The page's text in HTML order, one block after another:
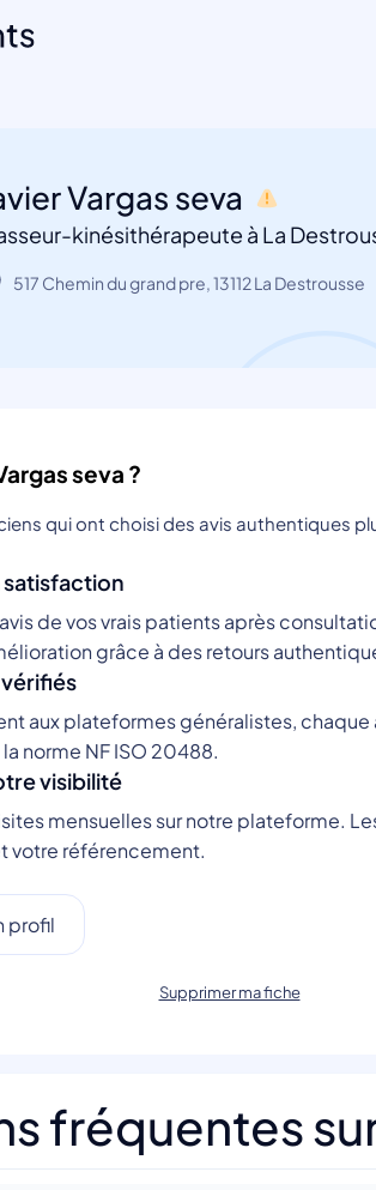
Vargas seva
kinésithérapeute à La
517 Chemin du grand pre, 13112 La Destrousse
seva ?
qui ont choisi des avis authentiques
satisfaction
de vos vrais patients après
grâce à des retours
aux plateformes généralistes,
norme NF ISO 20488.
visibilité
mensuelles sur notre plateforme.
votre référencement.
profil
Supprimer ma fiche
fréquentes